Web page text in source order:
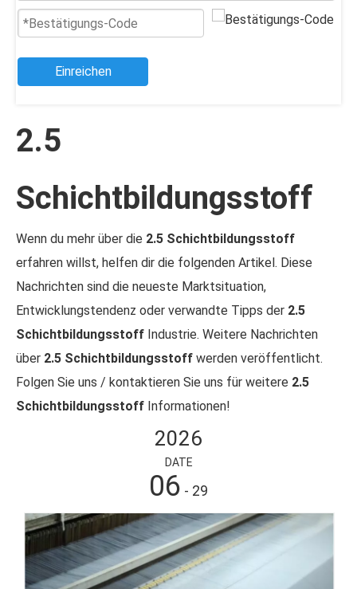
Einreichen
2.5
Schichtbildungsstoff
Wenn du mehr über die 2.5 Schichtbildungsstoff
erfahren willst, helfen dir die folgenden Artikel. Diese
Nachrichten sind die neueste Marktsituation,
Entwicklungstendenz oder verwandte Tipps der 2.5
Schichtbildungsstoff Industrie. Weitere Nachrichten
über 2.5 Schichtbildungsstoff werden veröffentlicht.
Folgen Sie uns / kontaktieren Sie uns für weitere 2.5
Schichtbildungsstoff Informationen!
2026
DATE
06 - 29